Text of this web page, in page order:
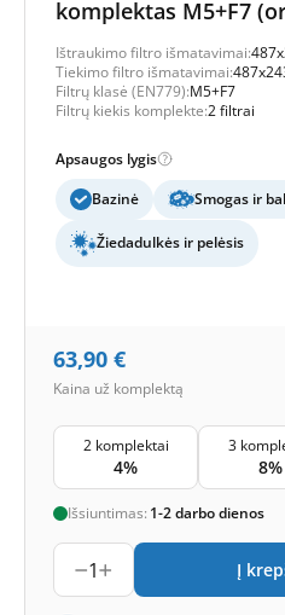
komplektas M5+F7
Ištraukimo filtro išmatavimai:
Tiekimo filtro išmatavimai:
Filtrų klasė (EN779):M5+F7
Filtrų kiekis komplekte:2 filtrai
Apsaugos lygis
Bazinė
Smogas ir
Žiedadulkės ir pelėsis
63,90 €
Kaina už komplektą
2 komplektai
4%
3
8%
Išsiuntimas: 1-2 darbo dienos
1 Į